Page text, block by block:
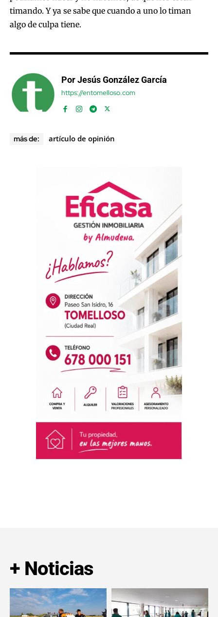
timando. Y ya se sabe que cuando a uno lo timan
algo de culpa tiene.
Por Jesús González García
https://entomelloso.com
más de: artículo de opinión
+ Noticias